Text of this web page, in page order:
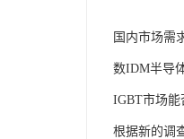
国内市场需
数IDM半导
IGBT市场能
根据新的调